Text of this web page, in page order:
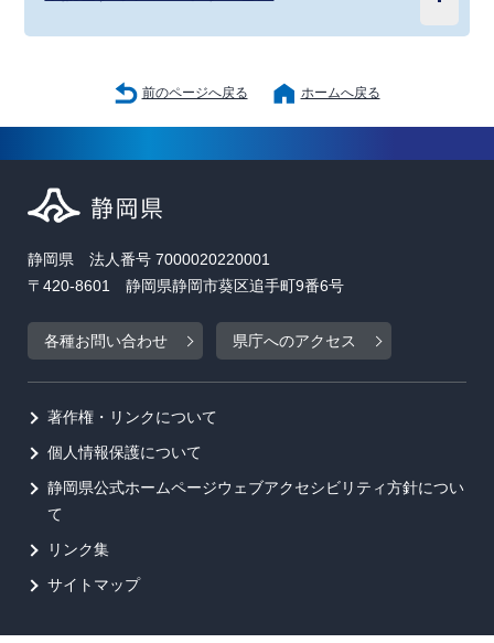
前のページへ戻る ホームへ戻る
静岡県 法人番号 7000020220001
〒420-8601 静岡県静岡市葵区追手町9番6号
各種お問い合わせ 県庁へのアクセス
著作権・リンクについて
個人情報保護について
静岡県公式ホームページウェブアクセシビリティ方針につい
て
リンク集
サイトマップ